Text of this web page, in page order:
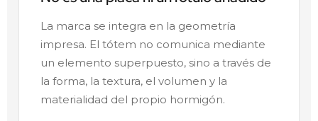
La marca se integra en la geometría
impresa. El tótem no comunica mediante
un elemento superpuesto, sino a través de
la forma, la textura, el volumen y la
materialidad del propio hormigón.